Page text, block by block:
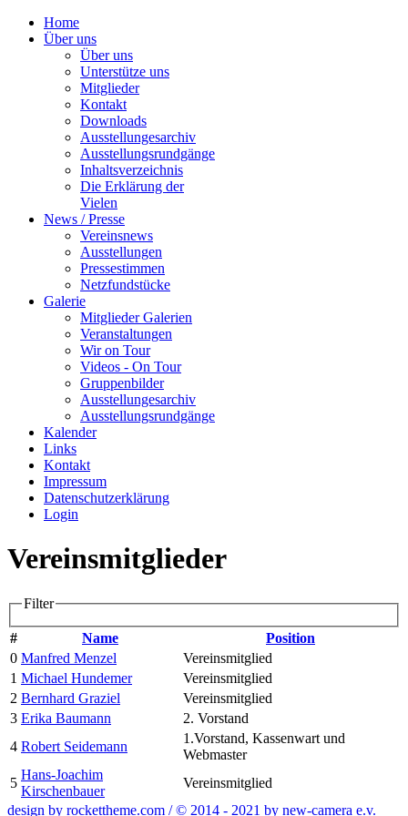
Home
Über uns
Über uns
Unterstütze uns
Mitglieder
Kontakt
Downloads
Ausstellungesarchiv
Ausstellungsrundgänge
Inhaltsverzeichnis
Die Erklärung der
Vielen
News / Presse
Vereinsnews
Ausstellungen
Pressestimmen
Netzfundstücke
Galerie
Mitglieder Galerien
Veranstaltungen
Wir on Tour
Videos - On Tour
Gruppenbilder
Ausstellungesarchiv
Ausstellungsrundgänge
Kalender
Links
Kontakt
Impressum
Datenschutzerklärung
Login
Vereinsmitglieder
Filter
# Name
Position
0 Manfred Menzel
Vereinsmitglied
1 Michael Hundemer
Vereinsmitglied
2 Bernhard Graziel
Vereinsmitglied
3 Erika Baumann
2. Vorstand
4 Robert Seidemann
1.Vorstand, Kassenwart und
Webmaster
5
Hans-Joachim
Kirschenbauer
Vereinsmitglied
design by rockettheme.com / © 2014 - 2021 by new-camera e.v.